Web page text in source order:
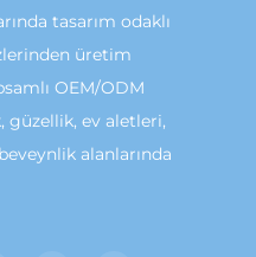
tasarım odaklı
üretim
OEM/ODM
güzellik, ev aletleri,
alanlarında